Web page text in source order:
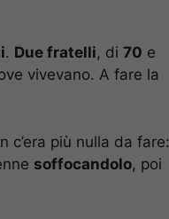
. Due fratelli, di 70 e
vivevano. A fare la
c’era più nulla da fare:
soffocandolo, poi